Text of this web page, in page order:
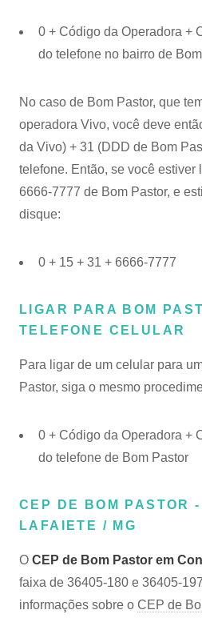
0 + Código da Operadora +
do telefone no bairro de
No caso de Bom Pastor, que
operadora Vivo, você deve
da Vivo) + 31 (DDD de Bom
telefone. Então, se você estiver
6666-7777 de Bom Pastor, e
disque:
0 + 15 + 31 + 6666-7777
LIGAR PARA BOM
TELEFONE CELULAR
Para ligar de um celular para
Pastor, siga o mesmo
0 + Código da Operadora +
do telefone de Bom Pastor
CEP DE BOM PASTOR
LAFAIETE / MG
O CEP de Bom Pastor em
faixa de 36405-180 e 36405-
informações sobre o CEP de